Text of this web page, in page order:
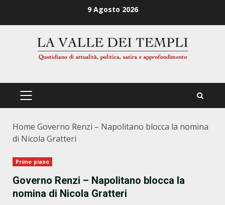
9 Agosto 2026
PRIMÄRES
Home Governo Renzi – Napolitano blocca la nomina
di Nicola Gratteri
Primo piano
Governo Renzi – Napolitano blocca la
nomina di Nicola Gratteri